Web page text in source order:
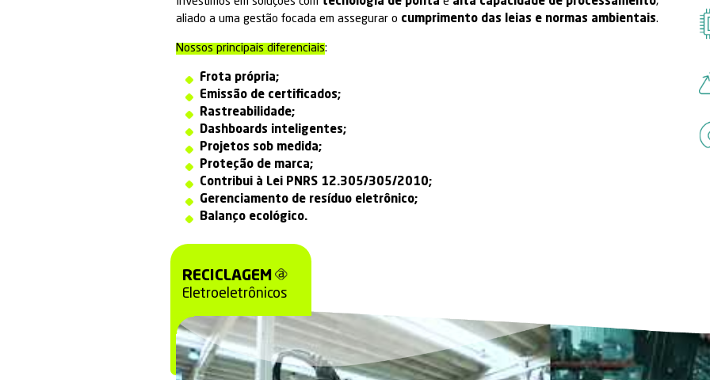
Mineração Urbana Automatização Rastreabilidade
Soluções em logística reversa e
Somos umaindústria de mineração urbana
EOL (End-Of-Life) em matéria-prima
Investimos em soluções com
aliado a uma gestão focada em assegurar o
Nossos principais diferenciais
Frota própria;
Emissão de certificados;
Rastreabilidade;
Dashboards inteligentes;